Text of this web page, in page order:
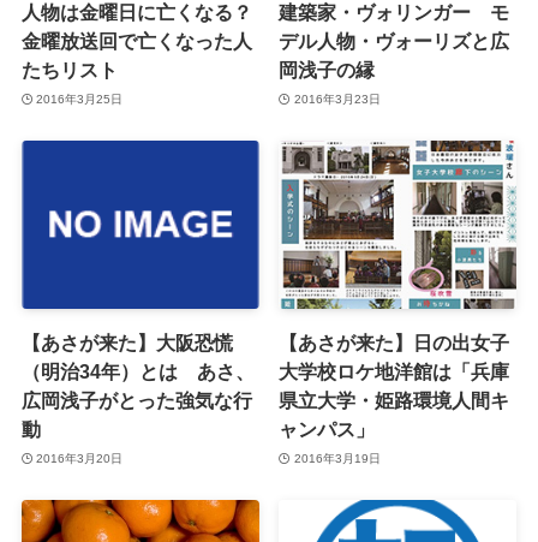
人物は金曜日に亡くなる？
金曜放送回で亡くなった人
たちリスト
2016年3月25日
建築家・ヴォリンガー モ
デル人物・ヴォーリズと広
岡浅子の縁
2016年3月23日
【あさが来た】大阪恐慌
（明治34年）とは あさ、
広岡浅子がとった強気な行
動
2016年3月20日
【あさが来た】日の出女子
大学校ロケ地洋館は「兵庫
県立大学・姫路環境人間キ
ャンパス」
2016年3月19日